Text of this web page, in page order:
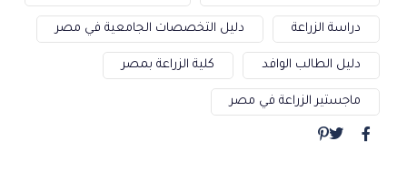
دراسة الزراعة دليل التخصصات الجامعية في مصر
دليل الطالب الوافد كلية الزراعة بمصر
ماجستير الزراعة في مصر